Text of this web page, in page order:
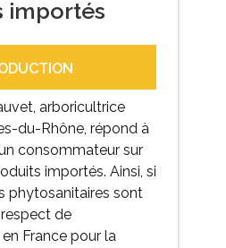
importés
arboricultrice
du-Rhône, répond à
consommateur sur
importés. Ainsi, si
phytosanitaires sont
de
France pour la